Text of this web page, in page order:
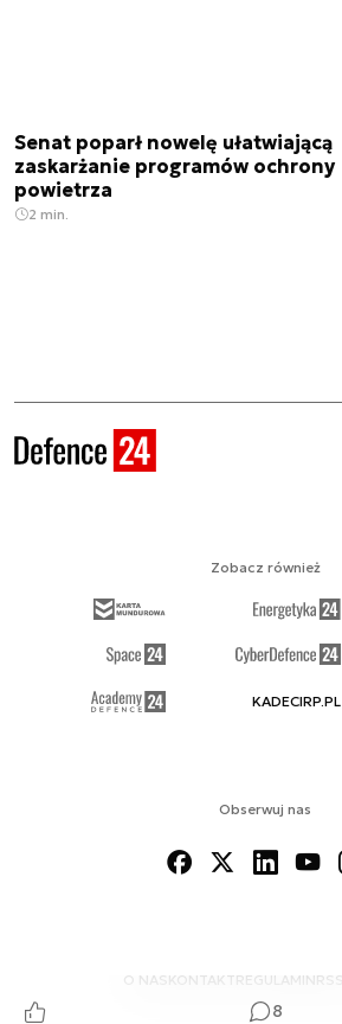
8
Senat poparł nowelę ułatwiającą
zaskarżanie programów ochrony
powietrza
2 min.
Obserwuj nas
O NAS KONTAKTREGULAMINRSS
Zobacz również
KADECIRP.PL